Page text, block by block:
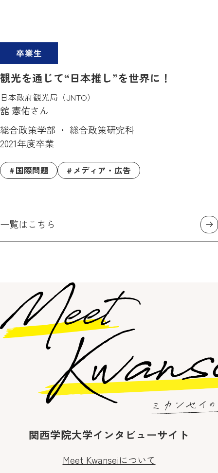
卒業生
観光を通じて“日本推し”を世界に！
日本政府観光局（JNTO）
舘 憲佑さん
総合政策学部 ・ 総合政策研究科
2021年度卒業
国際問題 メディア・広告
一覧はこちら
関西学院大学インタビューサイト
Meet Kwanseiについて